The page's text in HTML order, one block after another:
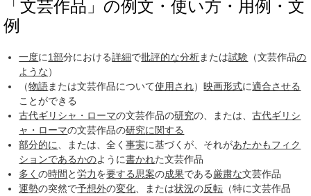
「文芸作品」の例文・使い方・用例・文
例
一度に1部分における詳細で批評的な分析または試験 （文芸作品の
ような）
（物語または文芸作品について使用され）映画形式に適合させる
ことができる
古代ギリシャ・ローマの文芸作品の研究の、または、古代ギリシ
ャ・ローマの文芸作品の研究に関する
部分的に
、または、全く事実に基づくが、それがあたかもフィク
ションであるかのように書かれた文芸作品
多くの時間 と労力を要する思案の成果である厳粛な文芸作品
運勢の突然で予想外の変化 、または状況の反転 （特に文芸作品